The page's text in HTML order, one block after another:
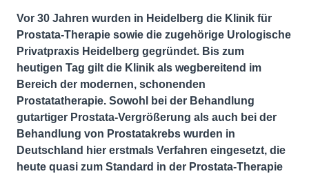
Vor 30 Jahren wurden in Heidelberg die Klinik für
Prostata-Therapie sowie die zugehörige Urologische
Privatpraxis Heidelberg gegründet. Bis zum
heutigen Tag gilt die Klinik als wegbereitend im
Bereich der modernen, schonenden
Prostatatherapie. Sowohl bei der Behandlung
gutartiger Prostata-Vergrößerung als auch bei der
Behandlung von Prostatakrebs wurden in
Deutschland hier erstmals Verfahren eingesetzt, die
heute quasi zum Standard in der Prostata-Therapie